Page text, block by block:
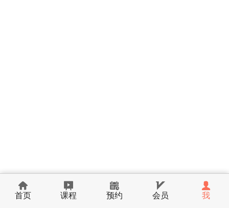
首页 课程 预约 会员 我